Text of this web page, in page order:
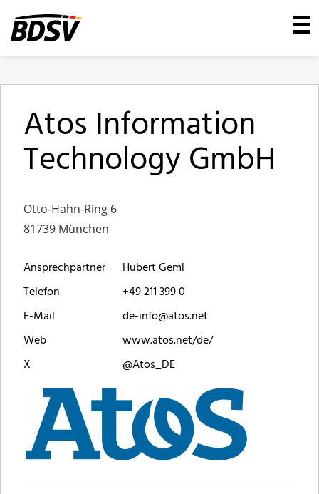
Atos Information
Technology GmbH
Otto-Hahn-Ring 6
81739 München
Ansprechpartner
Hubert Geml
Telefon
+49 211 399 0
E-Mail
de-info@atos.net
Web
www.atos.net/de/
X
@Atos_DE